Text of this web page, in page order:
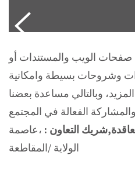
صفحات الويب والمستندات أو
وشروحات بسيطة وامكانية
وبالتالي مساعدة بعضنا
الفعالة في المجتمع
التعاون : ،عاصمة
الولاية /المقاطعة